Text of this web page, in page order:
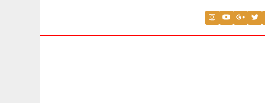
خصومات على موديلات ام جي تصل إلى 100 ألف جنيه